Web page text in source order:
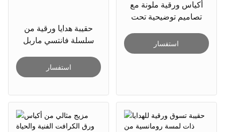
حقيبة هدايا ورقية من
سلسلة فانتسي ماربل
استفسار
أكياس ورقية ملونة مع
تصاميم توضيحية تحت
استفسار